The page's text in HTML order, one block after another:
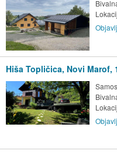
Hiša Topličica, Novi Marof,